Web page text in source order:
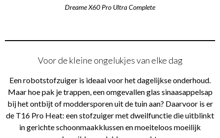
Dreame X60 Pro Ultra Complete
Voor de kleine ongelukjes van elke dag
Een robotstofzuiger is ideaal voor het dagelijkse onderhoud.
Maar hoe pak je trappen, een omgevallen glas sinaasappelsap
bij het ontbijt of moddersporen uit de tuin aan? Daarvoor is er
de T16 Pro Heat: een stofzuiger met dweilfunctie die uitblinkt
in gerichte schoonmaakklussen en moeiteloos moeilijk